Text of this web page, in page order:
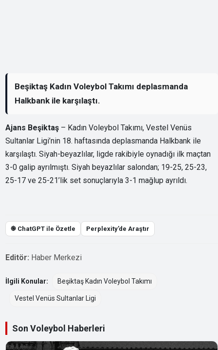
Beşiktaş Kadın Voleybol Takımı deplasmanda
Halkbank ile karşılaştı.
Ajans Beşiktaş – Kadın Voleybol Takımı, Vestel Venüs
Sultanlar Ligi’nin 18. haftasında deplasmanda Halkbank ile
karşılaştı. Siyah-beyazlılar, ligde rakibiyle oynadığı ilk maçtan
3-0 galip ayrılmıştı. Siyah beyazlılar salondan; 19-25, 25-23,
25-17 ve 25-21’lik set sonuçlarıyla 3-1 mağlup ayrıldı.
֎ ChatGPT ile Özetle Perplexity’de Araştır
Editör: Haber Merkezi
İlgili Konular: Beşiktaş Kadın Voleybol Takımı
Vestel Venüs Sultanlar Ligi
Son Voleybol Haberleri